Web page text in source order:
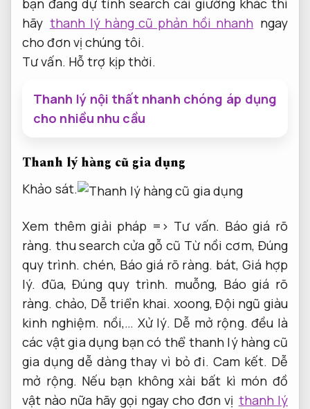
bạn đang dự tính search cái giường khác thì
hãy thanh lý hàng cũ phản hồi nhanh ngay
cho đơn vị chúng tôi.
Tư vấn. Hỗ trợ kịp thời.
Thanh lý nội thất nhanh chóng áp dụng
cho nhiều nhu cầu
Thanh lý hàng cũ gia dụng
Khảo sát.
Xem thêm giải pháp => Tư vấn. Báo giá rõ
ràng. thu search cửa gỗ cũ Từ nồi cơm, Đúng
quy trình. chén, Báo giá rõ ràng. bát, Giá hợp
lý. đũa,Đúng quy trình. muỗng, Báo giá rõ
ràng. chảo, Dễ triển khai. xoong,Đội ngũ giàu
kinh nghiệm. nồi,… Xử lý. Dễ mở rộng. đều là
các vật gia dụng bạn có thể thanh lý hàng cũ
gia dụng dễ dàng thay vì bỏ đi. Cam kết. Dễ
mở rộng. Nếu bạn không xài bất kì món đồ
vật nào nữa hãy gọi ngay cho đơn vị thanh lý